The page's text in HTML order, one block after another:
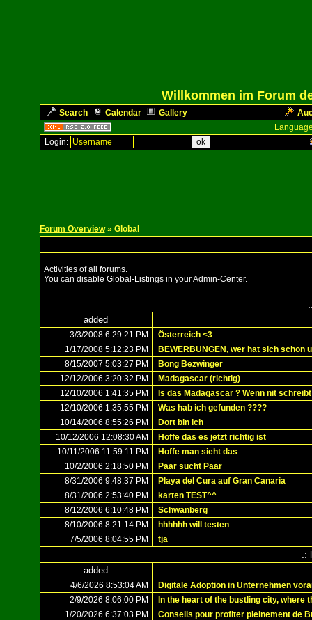
Willkommen im Forum
Search Calendar Gallery
Login:
Forum Overview» Global
Activities of all forums.
You can disable Global-Listings in your Admin-Center.
added
3/3/2008 6:29:21 PM
Österreich <3
1/17/2008 5:12:23 PM
BEWERBUNGEN, wer hat sich schon
8/15/2007 5:03:27 PM
Bong Bezwinger
12/12/2006 3:20:32 PM
Madagascar (richtig)
12/10/2006 1:41:35 PM
Is das Madagascar ? Wenn nit
12/10/2006 1:35:55 PM
Was hab ich gefunden ????
10/14/2006 8:55:26 PM
Dort bin ich
10/12/2006 12:08:30 AM
Hoffe das es jetzt richtig ist
10/11/2006 11:59:11 PM
Hoffe man sieht das
10/2/2006 2:18:50 PM
Paar sucht Paar
8/31/2006 9:48:37 PM
Playa del Cura auf Gran Canaria
8/31/2006 2:53:40 PM
karten TEST^^
8/12/2006 6:10:48 PM
Schwanberg
8/10/2006 8:21:14 PM
hhhhhh will testen
7/5/2006 8:04:55 PM
tja
.:
added
4/6/2026 8:53:04 AM
Digitale Adoption in Unternehmen
2/9/2026 8:06:00 PM
In the heart of the bustling city,
1/20/2026 6:37:03 PM
Conseils pour profiter pleinement de